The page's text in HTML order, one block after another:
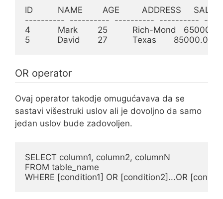
ID          NAME        AGE         ADDRESS
----------  ----------  ----------  ----------
4           Mark        25          Rich-Mond   65000.0
5           David       27          Texas       85000.0
OR operator
Ovaj operator takodje omugućavava da se
sastavi višestruki uslov ali je dovoljno da samo
jedan uslov bude zadovoljen.
SELECT column1, column2, columnN
FROM table_name
WHERE [condition1] OR [condition2]...OR